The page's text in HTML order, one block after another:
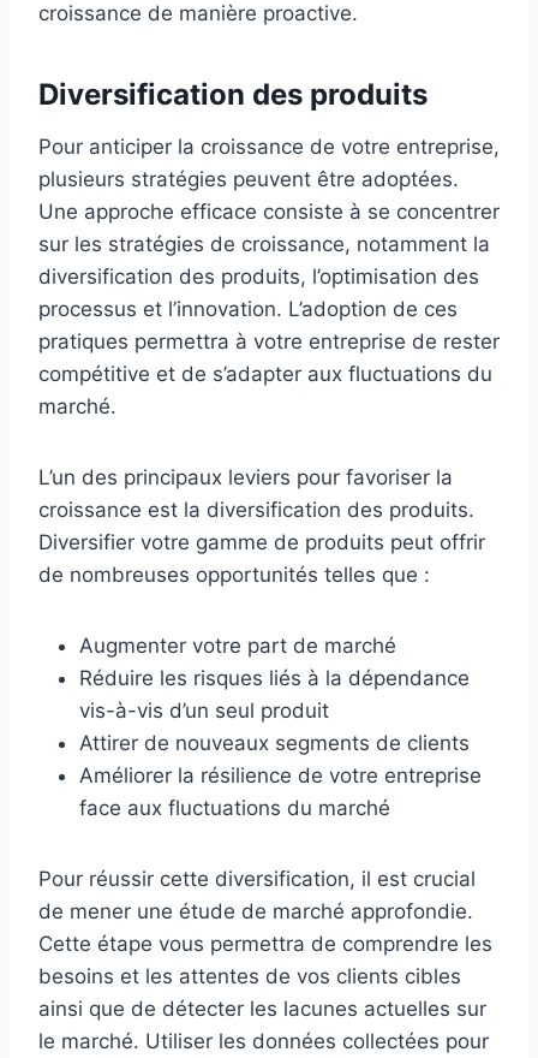
croissance de manière proactive.
Diversification des produits
Pour anticiper la croissance de votre entreprise,
plusieurs stratégies peuvent être adoptées.
Une approche efficace consiste à se concentrer
sur les stratégies de croissance, notamment la
diversification des produits, l’optimisation des
processus et l’innovation. L’adoption de ces
pratiques permettra à votre entreprise de rester
compétitive et de s’adapter aux fluctuations du
marché.
L’un des principaux leviers pour favoriser la
croissance est la diversification des produits.
Diversifier votre gamme de produits peut offrir
de nombreuses opportunités telles que :
Augmenter votre part de marché
Réduire les risques liés à la dépendance
vis-à-vis d’un seul produit
Attirer de nouveaux segments de clients
Améliorer la résilience de votre entreprise
face aux fluctuations du marché
Pour réussir cette diversification, il est crucial
de mener une étude de marché approfondie.
Cette étape vous permettra de comprendre les
besoins et les attentes de vos clients cibles
ainsi que de détecter les lacunes actuelles sur
le marché. Utiliser les données collectées pour